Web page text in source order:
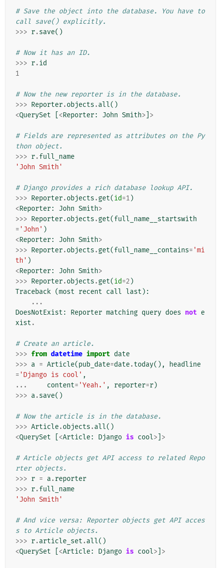
# Save the object into the database. You have to
call save() explicitly.
>>> r.save()
# Now it has an ID.
>>> r.id
1
# Now the new reporter is in the database.
>>> Reporter.objects .all()
<QuerySet <Reporter: John Smith> >
# Fields are represented as attributes on the Py
thon object.
>>> r.full_name
'John Smith'
# Django provides a rich database lookup API.
>>> Reporter.objects .get(id=1)
<Reporter: John Smith>
>>> Reporter.objects .get(full_name__startswith
= 'John' )
<Reporter: John Smith>
>>> Reporter.objects .get(full_name__contains= 'mi
th' )
<Reporter: John Smith>
>>> Reporter.objects .get(id=2 )
Traceback (most recent call last ):
...
DoesNotExist : Reporter matching query does not e
xist .
# Create an article.
>>> from datetime import date
>>> a = Article(pub_date=date.today(),
headline
= 'Django is cool' ,
...
content= 'Yeah.' , reporter=r)
>>> a.save()
# Now the article is in the database.
>>> Article.objects .all()
<QuerySet <Article: Django is cool> >
# Article objects get API access to related Repo
rter objects.
>>> r = a.reporter
>>> r.full_name
'John Smith'
# And vice versa: Reporter objects get API acces
s to Article objects.
>>> r.article_set .all()
<QuerySet <Article: Django is cool> >